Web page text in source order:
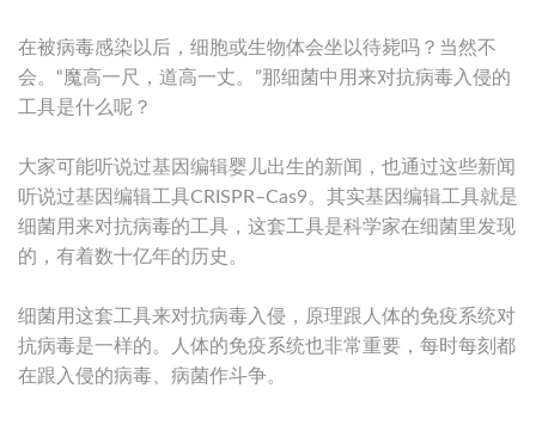
在被病毒感染以后，细胞或生物体会坐以待毙吗？当然不
会。“魔高一尺，道高一丈。”那细菌中用来对抗病毒入侵的
工具是什么呢？
大家可能听说过基因编辑婴儿出生的新闻，也通过这些新闻
听说过基因编辑工具CRISPR–Cas9。其实基因编辑工具就是
细菌用来对抗病毒的工具，这套工具是科学家在细菌里发现
的，有着数十亿年的历史。
细菌用这套工具来对抗病毒入侵，原理跟人体的免疫系统对
抗病毒是一样的。人体的免疫系统也非常重要，每时每刻都
在跟入侵的病毒、病菌作斗争。